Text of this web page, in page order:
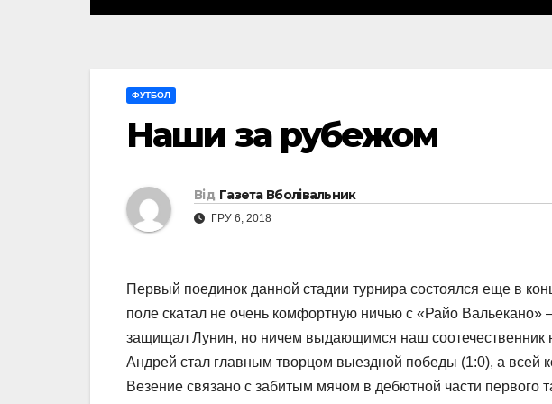
ФУТБОЛ
Наши за рубежом
Від Газета Вболівальник
ГРУ 6, 2018
Первый поединок данной стадии турнира состоялся еще в
поле скатал не очень комфортную ничью с «Райо Вальекано»
защищал Лунин, но ничем выдающимся наш соотечественник
Андрей стал главным творцом выездной победы (1:0), а всей
Везение связано с забитым мячом в дебютной части первого